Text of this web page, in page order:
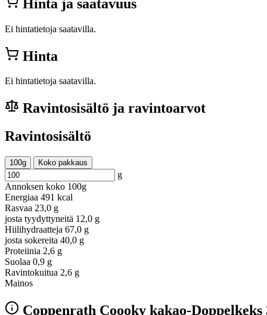
Hinta ja saatavuus
Ei hintatietoja saatavilla.
Hinta
Ei hintatietoja saatavilla.
Ravintosisältö ja ravintoarvot
Ravintosisältö
100g Koko pakkaus
g
Annoksen koko 100g
Energiaa 491 kcal
Rasvaa 23,0 g
josta tyydyttyneitä 12,0 g
Hiilihydraatteja 67,0 g
josta sokereita 40,0 g
Proteiinia 2,6 g
Suolaa 0,9 g
Ravintokuitua 2,6 g
Mainos
Coppenrath Coooky kakao-Doppelkeks